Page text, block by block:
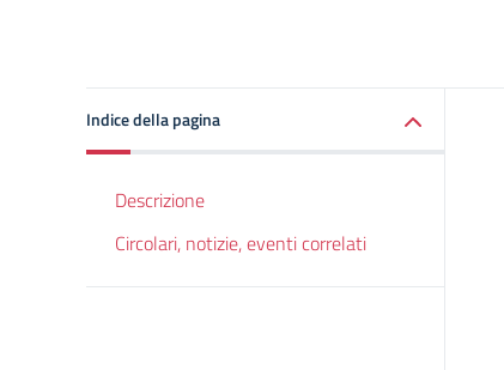
Indice della pagina
Descrizione
Circolari, notizie, eventi correlati